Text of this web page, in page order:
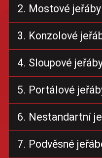
2. Mostové
3. Konzolové
4. Sloupové
5. Portálové
6. Nestandartní
7. Podvěsné